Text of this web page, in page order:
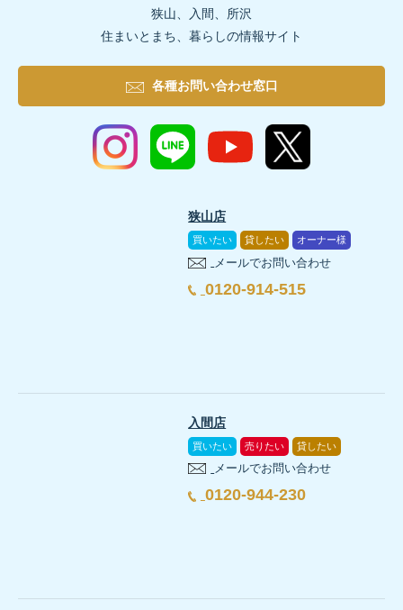
狭山、入間、所沢
住まいとまち、暮らしの情報サイト
各種お問い合わせ窓口
狭山店
買いたい 貸したい オーナー様
メールでお問い合わせ
0120-914-515
入間店
買いたい 売りたい 貸したい
メールでお問い合わせ
0120-944-230